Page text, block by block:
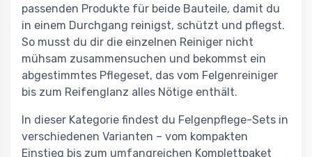
passenden Produkte für beide Bauteile, damit du
in einem Durchgang reinigst, schützt und pflegst.
So musst du dir die einzelnen Reiniger nicht
mühsam zusammensuchen und bekommst ein
abgestimmtes Pflegeset, das vom Felgenreiniger
bis zum Reifenglanz alles Nötige enthält.
In dieser Kategorie findest du Felgenpflege-Sets in
verschiedenen Varianten – vom kompakten
Einstieg bis zum umfangreichen Komplettpaket